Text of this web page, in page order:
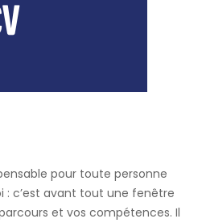
pour toute personne
: c’est avant tout une fenêtre
et vos compétences. Il